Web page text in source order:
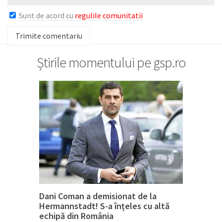
Sunt de acord cu regulile comunitatii
Știrile momentului pe gsp.ro
Dani Coman a demisionat de la
Hermannstadt! S-a înțeles cu altă
echipă din România